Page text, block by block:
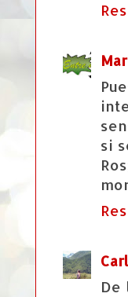
si
De